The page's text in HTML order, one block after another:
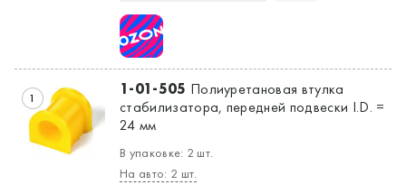
1 1-01-505 Полиуретановая втулка
стабилизатора, передней подвески I.D. =
24 мм
В упаковке: 2 шт.
На авто: 2 шт.